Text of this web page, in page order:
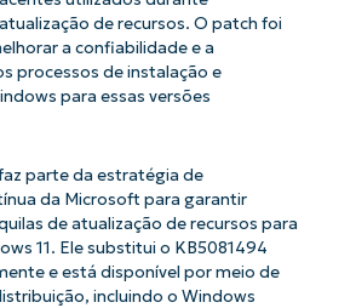
de recursos. O patch foi
a confiabilidade e a
processos de instalação e
para essas versões
parte da estratégia de
da Microsoft para garantir
de atualização de recursos para
11. Ele substitui o KB5081494
e está disponível por meio de
incluindo o Windows